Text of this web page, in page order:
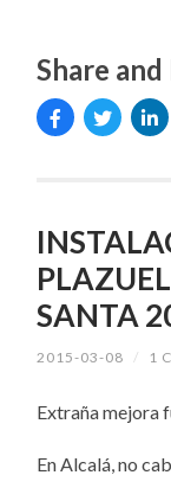
Share and
SANTA
2015-03-08 / 1
Extraña mejora
En Alcalá, no